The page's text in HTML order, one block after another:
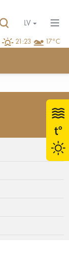
21:23 17°C
LV